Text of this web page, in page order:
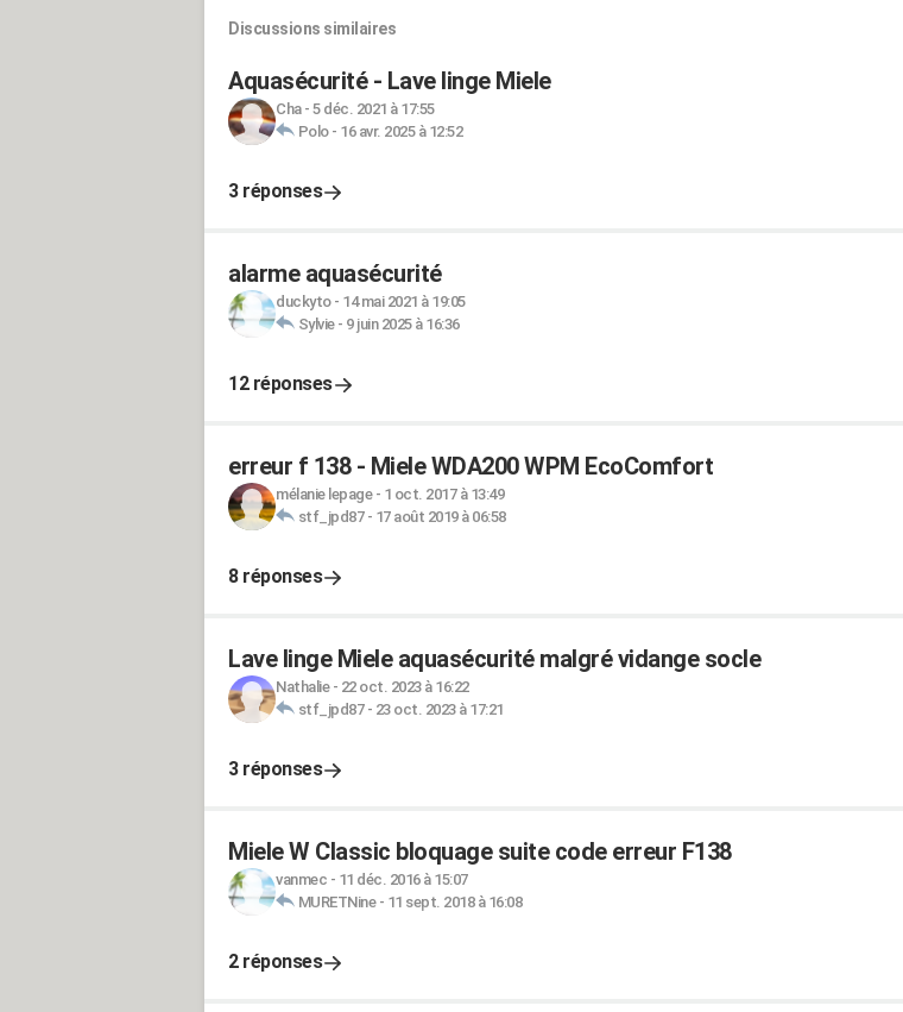
Discussions similaires
Aquasécurité - Lave linge Miele
Cha- 5 déc. 2021 à 17:55
Polo- 16 avr. 2025 à 12:52
3 réponses
alarme aquasécurité
duckyto- 14 mai 2021 à 19:05
Sylvie- 9 juin 2025 à 16:36
12 réponses
erreur f 138 - Miele WDA200 WPM EcoComfort
mélanie lepage- 1 oct. 2017 à 13:49
stf_jpd87- 17 août 2019 à 06:58
8 réponses
Lave linge Miele aquasécurité malgré vidange socle
Nathalie- 22 oct. 2023 à 16:22
stf_jpd87- 23 oct. 2023 à 17:21
3 réponses
Miele W Classic bloquage suite code erreur F138
vanmec - 11 déc. 2016 à 15:07
MURETNine- 11 sept. 2018 à 16:08
2 réponses